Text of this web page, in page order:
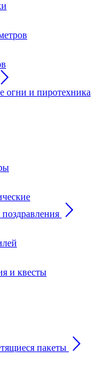
огни и пиротехника
и квесты
пакеты